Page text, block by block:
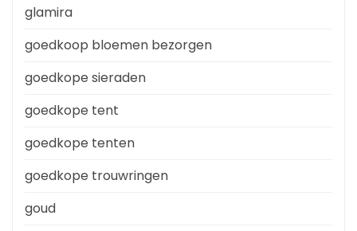
glamira
goedkoop bloemen bezorgen
goedkope sieraden
goedkope tent
goedkope tenten
goedkope trouwringen
goud